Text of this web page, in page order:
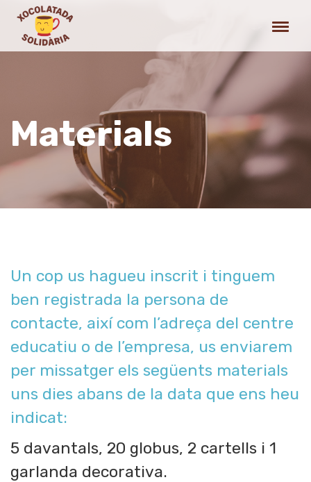
Materials
Un cop us hagueu inscrit i tinguem
ben registrada la persona de
contacte, així com l’adreça del centre
educatiu o de l’empresa, us enviarem
per missatger els següents materials
uns dies abans de la data que ens heu
indicat:
5 davantals, 20 globus, 2 cartells i 1
garlanda decorativa.